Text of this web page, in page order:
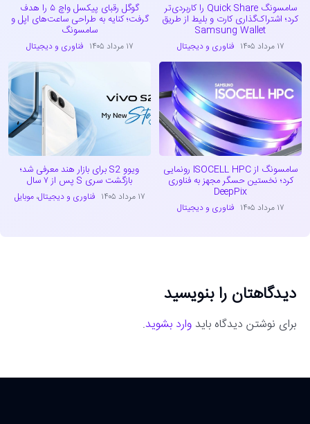
سامسونگ Quick Share را کاربردی‌تر
کرد؛ اشتراک‌گذاری کارت و بلیط از طریق
Samsung Wallet
۱۷ مرداد ۱۴۰۵ فناوری و دیجیتال
گوگل رقبای پیکسل واچ ۵ را هدف
گرفت؛ کنایه به طراحی ساعت‌های اپل و
سامسونگ
۱۷ مرداد ۱۴۰۵ فناوری و دیجیتال
سامسونگ از ISOCELL HPC رونمایی
کرد؛ نخستین حسگر مجهز به فناوری
DeepPix
۱۷ مرداد ۱۴۰۵ فناوری و دیجیتال
ویوو S2 برای بازار هند معرفی شد؛
بازگشت سری S پس از ۷ سال
۱۷ مرداد ۱۴۰۵ فناوری و دیجیتال،موبایل
دیدگاهتان را بنویسید
برای نوشتن دیدگاه باید وارد بشوید.